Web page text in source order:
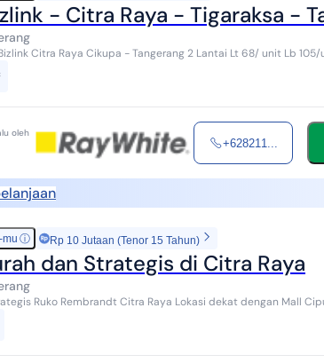
- Citra Raya - Tigaraksa -
oleh
+628211...
ⓘ Rp 10 Jutaan (Tenor 15 Tahun)
dan Strategis di Citra Raya
22...